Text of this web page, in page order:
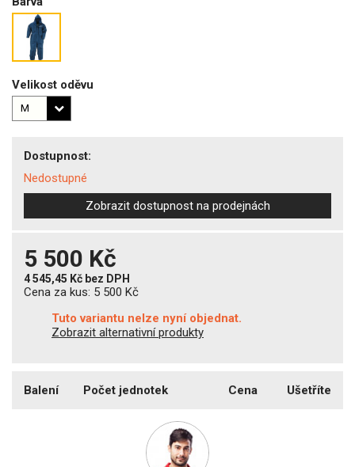
Velikost oděvu
Dostupnost:
Nedostupné
Zobrazit dostupnost na prodejnách
5 500 Kč
4 545,45 Kč bez DPH
Cena za kus: 5 500 Kč
Tuto variantu nelze nyní objednat.
Zobrazit alternativní produkty
Balení Počet jednotek Cena Ušetříte